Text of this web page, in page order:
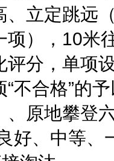
、立定跳远
项），10米
评分，单项
不合格”的
、原地攀登
好、中等、